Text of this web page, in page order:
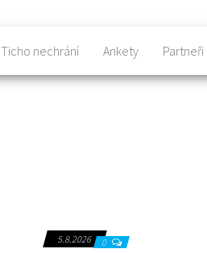
Ticho nechrání Ankety Partneři
5.8.2026 0